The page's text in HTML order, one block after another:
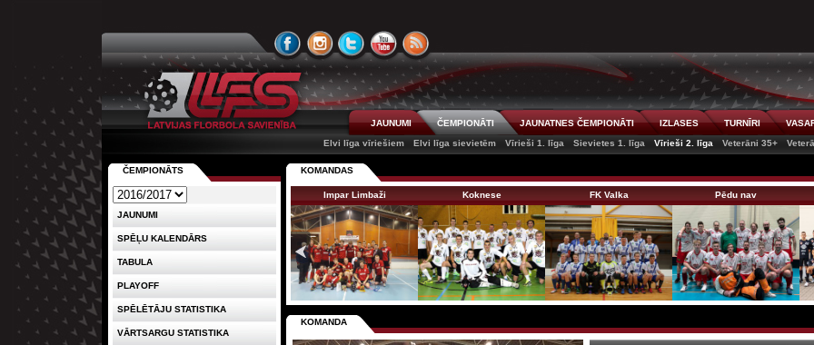
JAUNUMI ČEMPIONĀTI JAUNATNES ČEMPIONĀTI IZLASES TURNĪRI
Elvi līga vīriešiem
Elvi līga sievietēm Vīrieši 1. līga Sievietes 1. līga Vīrieši 2. līga Veterāni 35+
KOMANDAS
Impar Limbaži Koknese FK Valka Pēdu nav
KOMANDA
ČEMPIONĀTS
JAUNUMI
SPĒĻU KALENDĀRS
TABULA
PLAYOFF
SPĒLĒTĀJU STATISTIKA
VĀRTSARGU STATISTIKA